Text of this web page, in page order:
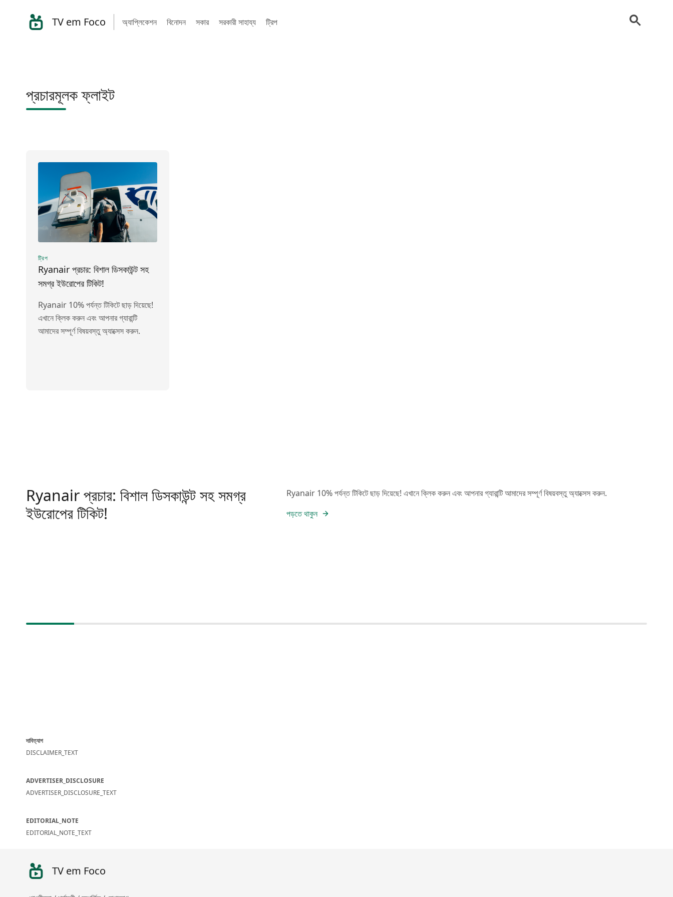
TV em Foco অ্যাপ্লিকেশন বিনোদন সকার সরকারী সাহায্য ট্রিপ
প্রচারমূলক ফ্লাইট
ট্রিপ
Ryanair প্রচার: বিশাল ডিসকাউন্ট সহ
সমগ্র ইউরোপের টিকিট!
Ryanair 10% পর্যন্ত টিকিটে ছাড় দিয়েছে!
এখানে ক্লিক করুন এবং আপনার গ্যারান্টি
আমাদের সম্পূর্ণ বিষয়বস্তু অ্যাক্সেস করুন.
Ryanair প্রচার: বিশাল ডিসকাউন্ট সহ সমগ্র
ইউরোপের টিকিট!
Ryanair 10% পর্যন্ত টিকিটে ছাড় দিয়েছে! এখানে ক্লিক করুন এবং আপনার গ্যারান্টি আমাদের সম্পূর্ণ বিষয়বস্তু অ্যাক্সেস করুন.
পড়তে থাকুন
দাবিত্যাগ
DISCLAIMER_TEXT
ADVERTISER_DISCLOSURE
ADVERTISER_DISCLOSURE_TEXT
EDITORIAL_NOTE
EDITORIAL_NOTE_TEXT
TV em Foco